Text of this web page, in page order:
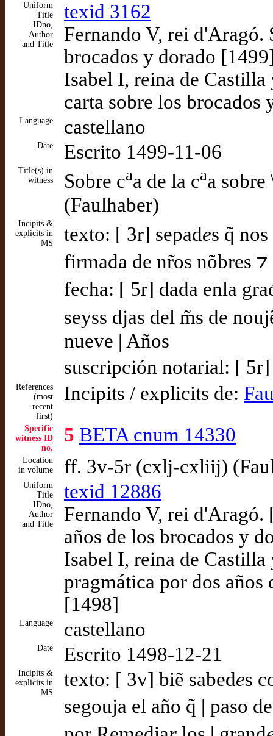
Uniform
Title
IDno,
Author
and Title
texid 3162
Fernando V, rei d'Aragó.
brocados y dorado
Isabel I, reina de Castilla
carta sobre los brocados
Language castellano
Date Escrito 1499-11-06
Title(s) in
witness
Sobre caa de la caa
(Faulhaber)
Incipits &
explicits in
MS
texto: [ 3r] sepades q̃
firmada de nr̃os nõbres
fecha: [ 5r] dada enla
seyss djas del m̃s de
nueve | Años
suscripción notarial: [
References
(most
recent
first)
Incipits / explicits de:
Specific
witness ID
no.
5 BETA cnum 14330
Location
in volume
ff. 3v-5r (cxlj-cxliij)
Uniform
Title
IDno,
Author
and Title
texid 12886
Fernando V, rei
años de los brocados y
Isabel I, reina de
pragmática por dos años
[1498]
Language castellano
Date Escrito 1498-12-21
Incipits &
explicits in
MS
texto: [ 3v] biẽ sabedes
segouja el año q̃ | paso